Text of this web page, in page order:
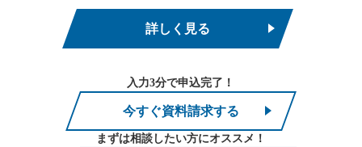
詳しく見る
入力3分で申込完了！
今すぐ資料請求する
まずは相談したい方にオススメ！